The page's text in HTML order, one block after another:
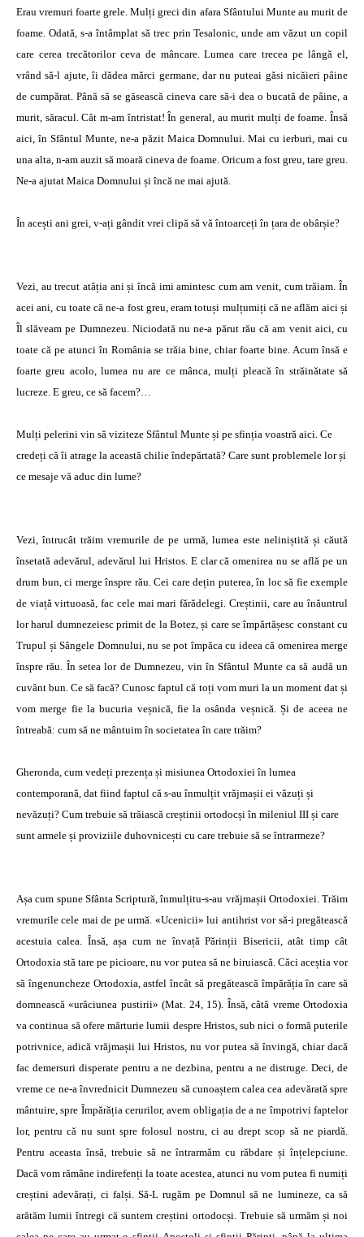
Erau vremuri foarte grele. Mulți greci din afara Sfântului Munte au murit de
foame. Odată, s-a întâmplat să trec prin Tesalonic, unde am văzut un copil
care cerea trecătorilor ceva de mâncare. Lumea care trecea pe lângă el,
vrând să-l ajute, îi dădea mărci germane, dar nu puteai găsi nicăieri pâine
de cumpărat. Până să se găsească cineva care să-i dea o bucată de pâine, a
murit, săracul. Cât m-am întristat! În general, au murit mulți de foame. Însă
aici, în Sfântul Munte, ne-a păzit Maica Domnului. Mai cu ierburi, mai cu
una alta, n-am auzit să moară cineva de foame. Oricum a fost greu, tare greu.
Ne-a ajutat Maica Domnului și încă ne mai ajută.
În acești ani grei, v-ați gândit vrei clipă să vă întoarceți în țara de obârșie?
Vezi, au trecut atâția ani și încă imi amintesc cum am venit, cum trăiam. În
acei ani, cu toate că ne-a fost greu, eram totuși mulțumiți că ne aflăm aici și
Îl slăveam pe Dumnezeu. Niciodată nu ne-a părut rău că am venit aici, cu
toate că pe atunci în România se trăia bine, chiar foarte bine. Acum însă e
foarte greu acolo, lumea nu are ce mânca, mulți pleacă în străinătate să
lucreze. E greu, ce să facem?…
Mulți pelerini vin să viziteze Sfântul Munte și pe sfinția voastră aici. Ce
credeți că îi atrage la această chilie îndepărtată? Care sunt problemele lor și
ce mesaje vă aduc din lume?
Vezi, întrucât trăim vremurile de pe urmă, lumea este neliniștită și căută
însetată adevărul, adevărul lui Hristos. E clar că omenirea nu se află pe un
drum bun, ci merge înspre rău. Cei care dețin puterea, în loc să fie exemple
de viață virtuoasă, fac cele mai mari fărădelegi. Creștinii, care au înăuntrul
lor harul dumnezeiesc primit de la Botez, și care se împărtășesc constant cu
Trupul și Sângele Domnului, nu se pot împăca cu ideea că omenirea merge
înspre rău. În setea lor de Dumnezeu, vin în Sfântul Munte ca să audă un
cuvânt bun. Ce să facă? Cunosc faptul că toți vom muri la un moment dat și
vom merge fie la bucuria veșnică, fie la osânda veșnică. Și de aceea ne
întreabă: cum să ne mântuim în societatea în care trăim?
Gheronda, cum vedeți prezența și misiunea Ortodoxiei în lumea
contemporană, dat fiind faptul că s-au înmulțit vrăjmașii ei văzuți și
nevăzuți? Cum trebuie să trăiască creștinii ortodocși în mileniul III și care
sunt armele și proviziile duhovnicești cu care trebuie să se întrarmeze?
Așa cum spune Sfânta Scriptură, înmulțitu-s-au vrăjmașii Ortodoxiei. Trăim
vremurile cele mai de pe urmă. «Ucenicii» lui antihrist vor să-i pregătească
acestuia calea. Însă, așa cum ne învață Părinții Bisericii, atât timp cât
Ortodoxia stă tare pe picioare, nu vor putea să ne biruiască. Căci aceștia vor
să îngenuncheze Ortodoxia, astfel încât să pregătească împărăția în care să
domnească «urâciunea pustirii» (Mat. 24, 15). Însă, câtă vreme Ortodoxia
va continua să ofere mărturie lumii despre Hristos, sub nici o formă puterile
potrivnice, adică vrăjmașii lui Hristos, nu vor putea să învingă, chiar dacă
fac demersuri disperate pentru a ne dezbina, pentru a ne distruge. Deci, de
vreme ce ne-a învrednicit Dumnezeu să cunoaștem calea cea adevărată spre
mântuire, spre Împărăția cerurilor, avem obligația de a ne împotrivi faptelor
lor, pentru că nu sunt spre folosul nostru, ci au drept scop să ne piardă.
Pentru aceasta însă, trebuie să ne întrarmăm cu răbdare și înțelepciune.
Dacă vom rămâne indirefenți la toate acestea, atunci nu vom putea fi numiți
creștini adevărați, ci falși. Să-L rugăm pe Domnul să ne lumineze, ca să
arătăm lumii întregi că suntem creștini ortodocși. Trebuie să urmăm și noi